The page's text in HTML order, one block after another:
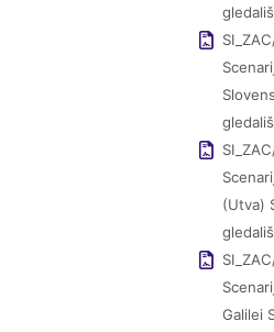
(Utva)
Galilei